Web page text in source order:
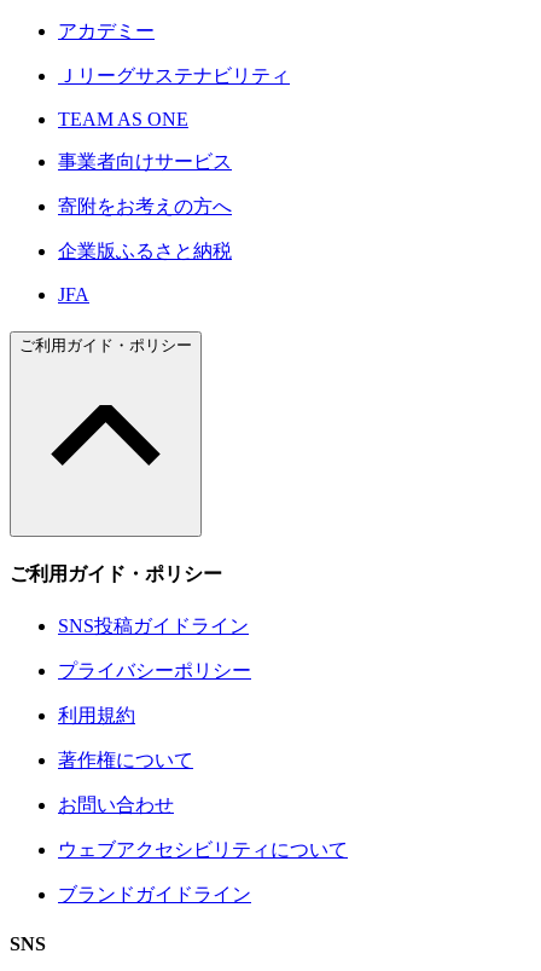
アカデミー
Ｊリーグサステナビリティ
TEAM AS ONE
事業者向けサービス
寄附をお考えの方へ
企業版ふるさと納税
JFA
ご利用ガイド・ポリシー
ご利用ガイド・ポリシー
SNS投稿ガイドライン
プライバシーポリシー
利用規約
著作権について
お問い合わせ
ウェブアクセシビリティについて
ブランドガイドライン
SNS